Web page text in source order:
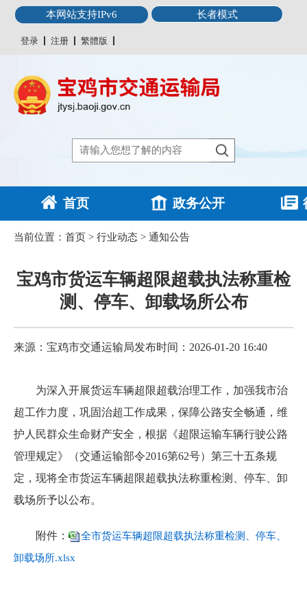
本网站支持IPv6 长者模式
登录 注册 繁體版
首页 政务公开
当前位置： 首页 > 行业动态 > 通知公告
宝鸡市货运车辆超限超载执法称重检
测、停车、卸载场所公布
来源：宝鸡市交通运输局发布时间：2026-01-20 16:40
为深入开展货运车辆超限超载治理工作，加强我市治
超工作力度，巩固治超工作成果，保障公路安全畅通，维
护人民群众生命财产安全，根据《超限运输车辆行驶公路
管理规定》（交通运输部令2016第62号）第三十五条规
定，现将全市货运车辆超限超载执法称重检测、停车、卸
载场所予以公布。
附件：
全市货运车辆超限超载执法称重检测、停车、
卸载场所.xlsx